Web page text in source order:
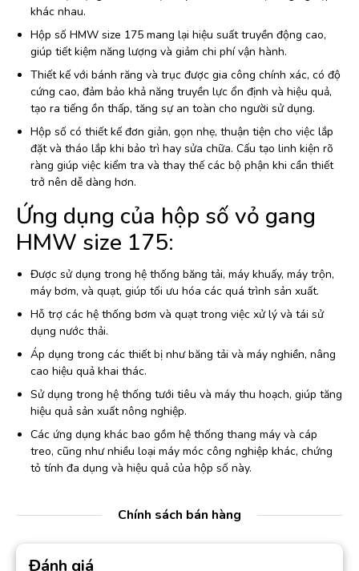
khác nhau.
Hộp số HMW size 175 mang lại hiệu suất truyền động cao,
giúp tiết kiệm năng lượng và giảm chi phí vận hành.
Thiết kế với bánh răng và trục được gia công chính xác, có độ
cứng cao, đảm bảo khả năng truyền lực ổn định và hiệu quả,
tạo ra tiếng ồn thấp, tăng sự an toàn cho người sử dụng.
Hộp số có thiết kế đơn giản, gọn nhẹ, thuận tiện cho việc lắp
đặt và tháo lắp khi bảo trì hay sửa chữa. Cấu tạo linh kiện rõ
ràng giúp việc kiểm tra và thay thế các bộ phận khi cần thiết
trở nên dễ dàng hơn.
Ứng dụng của hộp số vỏ gang
HMW size 175:
Được sử dụng trong hệ thống băng tải, máy khuấy, máy trộn,
máy bơm, và quạt, giúp tối ưu hóa các quá trình sản xuất.
Hỗ trợ các hệ thống bơm và quạt trong việc xử lý và tái sử
dụng nước thải.
Áp dụng trong các thiết bị như băng tải và máy nghiền, nâng
cao hiệu quả khai thác.
Sử dụng trong hệ thống tưới tiêu và máy thu hoạch, giúp tăng
hiệu quả sản xuất nông nghiệp.
Các ứng dụng khác bao gồm hệ thống thang máy và cáp
treo, cũng như nhiều loại máy móc công nghiệp khác, chứng
tỏ tính đa dụng và hiệu quả của hộp số này.
Chính sách bán hàng
Đánh giá